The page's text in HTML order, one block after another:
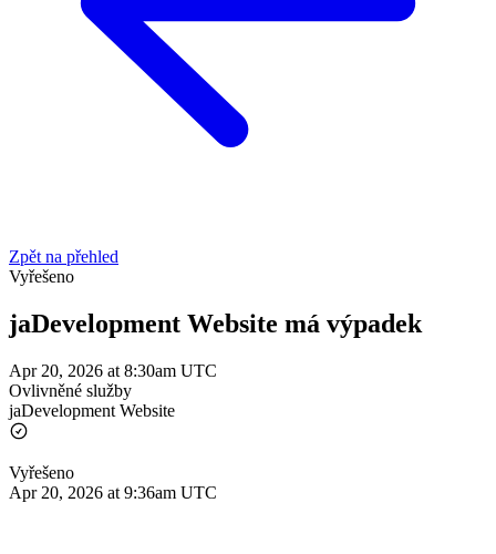
Zpět na přehled
Vyřešeno
jaDevelopment Website má výpadek
Apr 20, 2026 at 8:30am UTC
Ovlivněné služby
jaDevelopment Website
Vyřešeno
Apr 20, 2026 at 9:36am UTC